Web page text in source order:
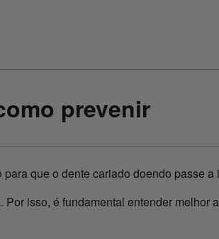
prevenir
que o dente cariado doendo passe a
isso, é fundamental entender melhor